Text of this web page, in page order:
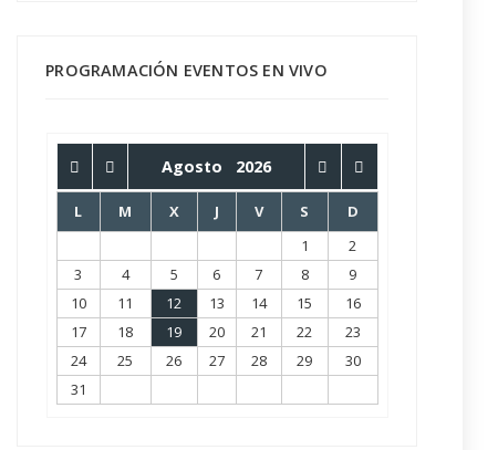
PROGRAMACIÓN EVENTOS EN VIVO
Agosto 2026
L M X J V S
D
1
2
3
4 5 6 7 8
9
10
11 12 13 14 15
16
17
18 19 20 21 22
23
24
25 26 27 28 29
30
31